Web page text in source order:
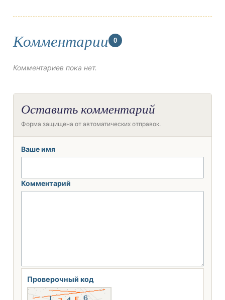
Комментарии 0
Комментариев пока нет.
Оставить комментарий
Форма защищена от автоматических отправок.
Ваше имя
Комментарий
Проверочный код